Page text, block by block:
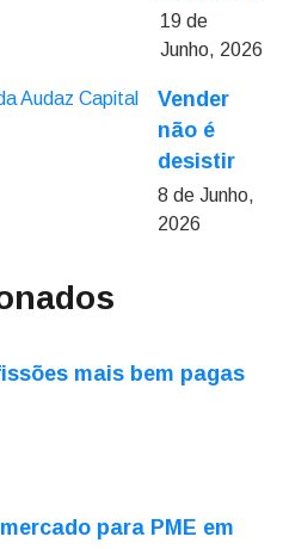
19 de
Junho, 2026
Vender
não é
desistir
8 de Junho,
2026
mais bem pagas
para PME em